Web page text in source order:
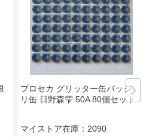
プロセカ グリッター缶バッジ グ
リ缶 日野森雫 50A 80個セット
マイストア在庫： 2090